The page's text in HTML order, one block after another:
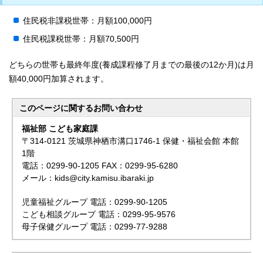
住民税非課税世帯：月額100,000円
住民税課税世帯：月額70,500円
どちらの世帯も最終年度(養成課程修了月までの最後の12か月)は月
額40,000円加算されます。
このページに関するお問い合わせ
福祉部 こども家庭課
〒314-0121 茨城県神栖市溝口1746-1 保健・福祉会館 本館
1階
電話：0299-90-1205 FAX：0299-95-6280
メール：kids@city.kamisu.ibaraki.jp
児童福祉グループ 電話：0299-90-1205
こども相談グループ 電話：0299-95-9576
母子保健グループ 電話：0299-77-9288